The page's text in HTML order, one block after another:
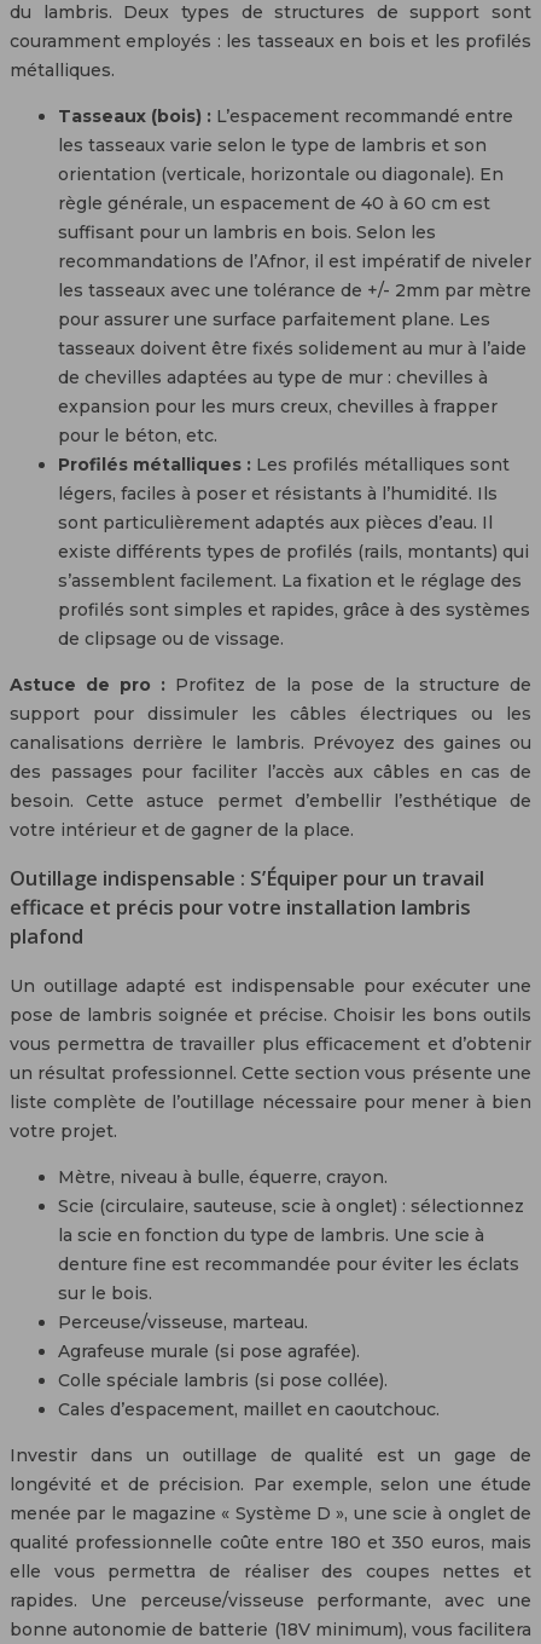
du lambris. Deux types de structures de support sont
couramment employés : les tasseaux en bois et les profilés
métalliques.
Tasseaux (bois) : L’espacement recommandé entre
les tasseaux varie selon le type de lambris et son
orientation (verticale, horizontale ou diagonale). En
règle générale, un espacement de 40 à 60 cm est
suffisant pour un lambris en bois. Selon les
recommandations de l’Afnor, il est impératif de niveler
les tasseaux avec une tolérance de +/- 2mm par mètre
pour assurer une surface parfaitement plane. Les
tasseaux doivent être fixés solidement au mur à l’aide
de chevilles adaptées au type de mur : chevilles à
expansion pour les murs creux, chevilles à frapper
pour le béton, etc.
Profilés métalliques : Les profilés métalliques sont
légers, faciles à poser et résistants à l’humidité. Ils
sont particulièrement adaptés aux pièces d’eau. Il
existe différents types de profilés (rails, montants) qui
s’assemblent facilement. La fixation et le réglage des
profilés sont simples et rapides, grâce à des systèmes
de clipsage ou de vissage.
Astuce de pro : Profitez de la pose de la structure de
support pour dissimuler les câbles électriques ou les
canalisations derrière le lambris. Prévoyez des gaines ou
des passages pour faciliter l’accès aux câbles en cas de
besoin. Cette astuce permet d’embellir l’esthétique de
votre intérieur et de gagner de la place.
Outillage indispensable : S’Équiper pour un travail
efficace et précis pour votre installation lambris
plafond
Un outillage adapté est indispensable pour exécuter une
pose de lambris soignée et précise. Choisir les bons outils
vous permettra de travailler plus efficacement et d’obtenir
un résultat professionnel. Cette section vous présente une
liste complète de l’outillage nécessaire pour mener à bien
votre projet.
Mètre, niveau à bulle, équerre, crayon.
Scie (circulaire, sauteuse, scie à onglet) : sélectionnez
la scie en fonction du type de lambris. Une scie à
denture fine est recommandée pour éviter les éclats
sur le bois.
Perceuse/visseuse, marteau.
Agrafeuse murale (si pose agrafée).
Colle spéciale lambris (si pose collée).
Cales d’espacement, maillet en caoutchouc.
Investir dans un outillage de qualité est un gage de
longévité et de précision. Par exemple, selon une étude
menée par le magazine « Système D », une scie à onglet de
qualité professionnelle coûte entre 180 et 350 euros, mais
elle vous permettra de réaliser des coupes nettes et
rapides. Une perceuse/visseuse performante, avec une
bonne autonomie de batterie (18V minimum), vous facilitera